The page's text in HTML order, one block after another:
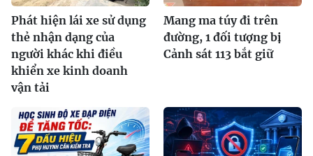
Phát hiện lái xe sử dụng
thẻ nhận dạng của
người khác khi điều
khiển xe kinh doanh
vận tải
Mang ma túy đi trên
đường, 1 đối tượng bị
Cảnh sát 113 bắt giữ